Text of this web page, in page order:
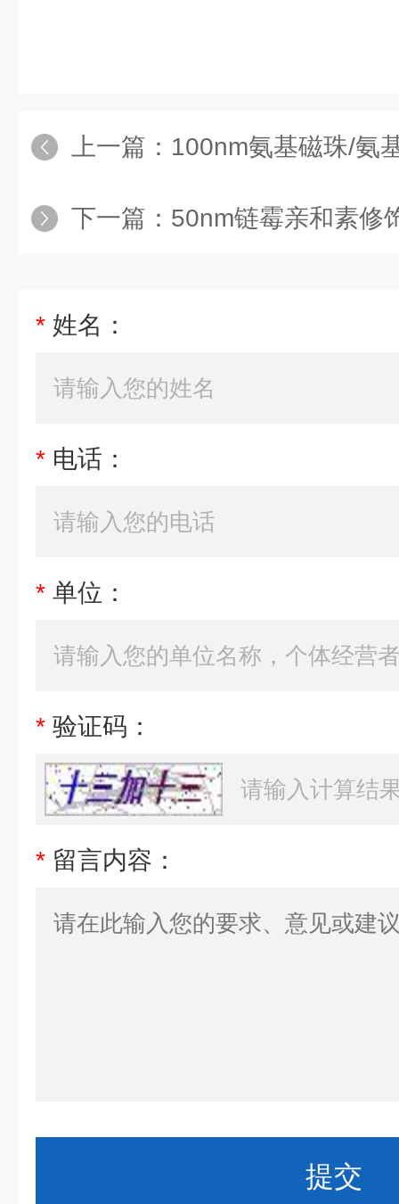
上一篇： 100nm氨基磁珠/氨
下一篇： 50nm链霉亲和素修饰
* 姓名：
* 电话：
* 单位：
* 验证码：
* 留言内容：